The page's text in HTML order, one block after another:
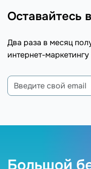
Оставайтесь
Два раза в месяц
интернет-маркетингу
Большой